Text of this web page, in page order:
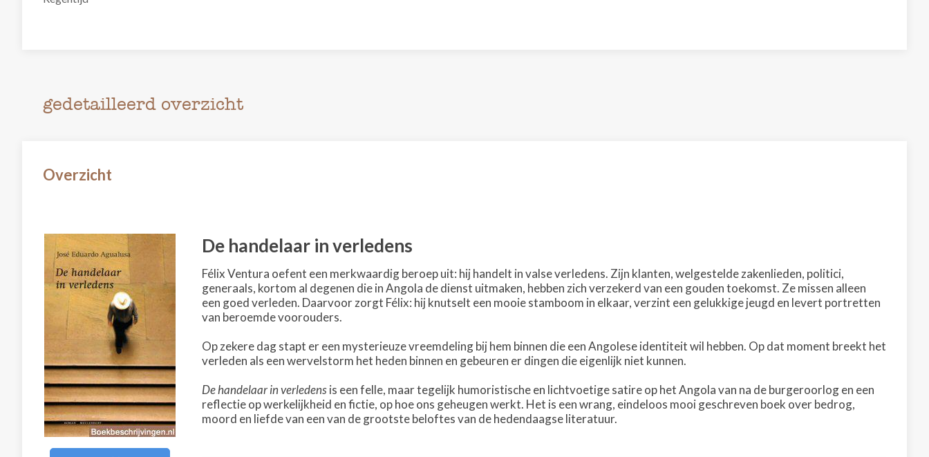
gedetailleerd overzicht
Overzicht
De handelaar in verledens
Félix Ventura oefent een merkwaardig beroep uit: hij handelt in valse verledens. Zijn klanten, welgestelde zakenlieden, politici,
generaals, kortom al degenen die in Angola de dienst uitmaken, hebben zich verzekerd van een gouden toekomst. Ze missen alleen
een goed verleden. Daarvoor zorgt Félix: hij knutselt een mooie stamboom in elkaar, verzint een gelukkige jeugd en levert portretten
van beroemde voorouders.
Op zekere dag stapt er een mysterieuze vreemdeling bij hem binnen die een Angolese identiteit wil hebben. Op dat moment breekt het
verleden als een wervelstorm het heden binnen en gebeuren er dingen die eigenlijk niet kunnen.
De handelaar in verledensis een felle, maar tegelijk humoristische en lichtvoetige satire op het Angola van na de burgeroorlog en een
reflectie op werkelijkheid en fictie, op hoe ons geheugen werkt. Het is een wrang, eindeloos mooi geschreven boek over bedrog,
moord en liefde van een van de grootste beloftes van de hedendaagse literatuur.